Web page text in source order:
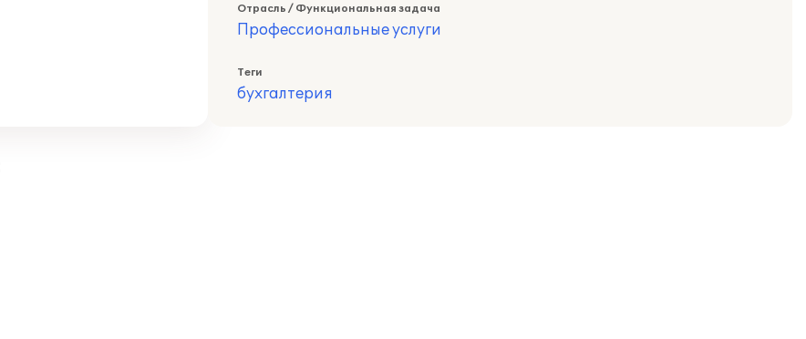
Отрасль / Функциональная задача
Профессиональные услуги
Теги
бухгалтерия